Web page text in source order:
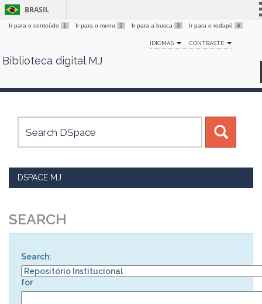
Skip
BRASIL
Simplifique!
Comunica BR
Canais
Ir para o conteúdo 1 Ir para o menu 2 Ir para a busca 3 Ir para o rodapé 4
IDIOMAS CONTRASTE
Biblioteca digital MJ
DSPACE MJ
SEARCH
Search:
for